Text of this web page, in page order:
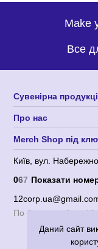
Make
Все
Сувенірна
Про нас
Merch Shop під
Київ, вул.
067 Показати
По будням с 9 до 18
Даний сайт